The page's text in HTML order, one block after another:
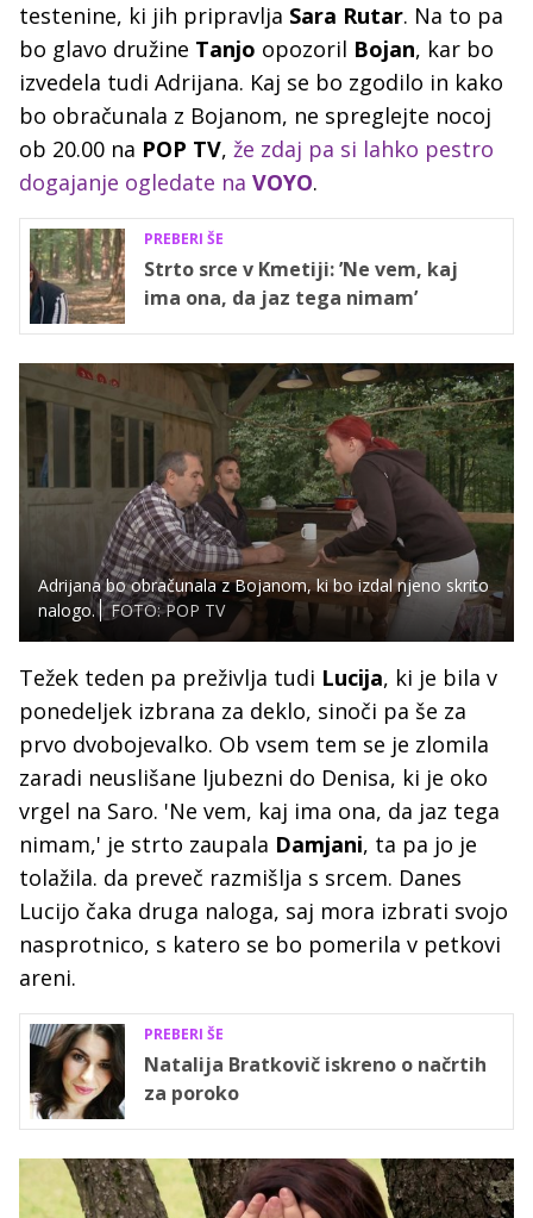
testenine, ki jih pripravlja Sara Rutar. Na to pa
bo glavo družine Tanjo opozoril Bojan, kar bo
izvedela tudi Adrijana. Kaj se bo zgodilo in kako
bo obračunala z Bojanom, ne spreglejte nocoj
ob 20.00 na POP TV, že zdaj pa si lahko pestro
dogajanje ogledate na VOYO.
PREBERI ŠE
Strto srce v Kmetiji: ’Ne vem, kaj
ima ona, da jaz tega nimam’
Adrijana bo obračunala z Bojanom, ki bo izdal njeno skrito
nalogo.
FOTO: POP TV
Težek teden pa preživlja tudi Lucija, ki je bila v
ponedeljek izbrana za deklo, sinoči pa še za
prvo dvobojevalko. Ob vsem tem se je zlomila
zaradi neuslišane ljubezni do Denisa, ki je oko
vrgel na Saro. 'Ne vem, kaj ima ona, da jaz tega
nimam,' je strto zaupala Damjani, ta pa jo je
tolažila. da preveč razmišlja s srcem. Danes
Lucijo čaka druga naloga, saj mora izbrati svojo
nasprotnico, s katero se bo pomerila v petkovi
areni.
PREBERI ŠE
Natalija Bratkovič iskreno o načrtih
za poroko